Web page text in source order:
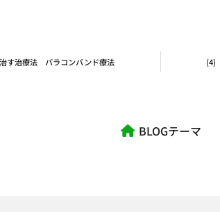
す治療法 バラコンバンド療法 (4)
BLOGテーマ